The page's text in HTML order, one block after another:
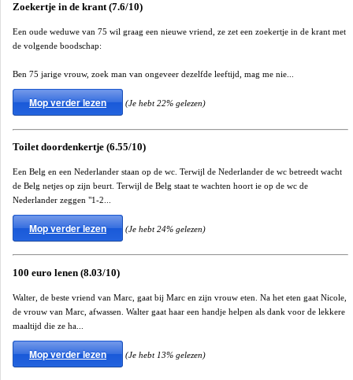
Zoekertje in de krant (7.6/10)
Een oude weduwe van 75 wil graag een nieuwe vriend, ze zet een zoekertje in de krant met
de volgende boodschap:
Ben 75 jarige vrouw, zoek man van ongeveer dezelfde leeftijd, mag me nie...
Mop verder lezen (Je hebt 22% gelezen)
Toilet doordenkertje (6.55/10)
Een Belg en een Nederlander staan op de wc. Terwijl de Nederlander de wc betreedt wacht
de Belg netjes op zijn beurt. Terwijl de Belg staat te wachten hoort ie op de wc de
Nederlander zeggen "1-2...
Mop verder lezen (Je hebt 24% gelezen)
100 euro lenen (8.03/10)
Walter, de beste vriend van Marc, gaat bij Marc en zijn vrouw eten. Na het eten gaat Nicole,
de vrouw van Marc, afwassen. Walter gaat haar een handje helpen als dank voor de lekkere
maaltijd die ze ha...
Mop verder lezen (Je hebt 13% gelezen)